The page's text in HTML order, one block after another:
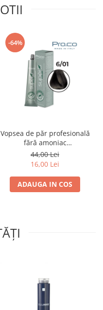
-64%
Vopsea de păr profesională
fără amoniac
SUPERB.COLOR 100 ml -
Pro.Co - 6/01 BLOND INCHIS
CENUSIU
44,00 Lei
16,00 Lei
ADAUGA IN COS